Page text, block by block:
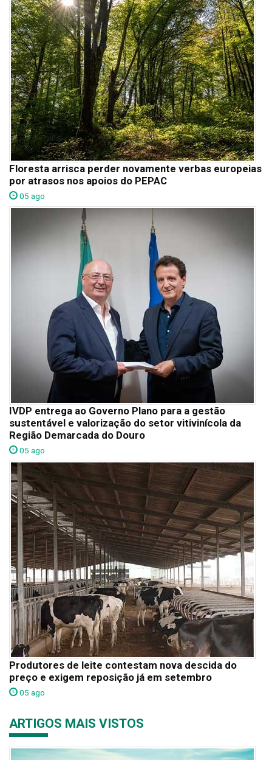
Floresta arrisca perder novamente verbas europeias
por atrasos nos apoios do PEPAC
05 ago
IVDP entrega ao Governo Plano para a gestão
sustentável e valorização do setor vitivinícola da
Região Demarcada do Douro
05 ago
Produtores de leite contestam nova descida do
preço e exigem reposição já em setembro
05 ago
ARTIGOS MAIS VISTOS